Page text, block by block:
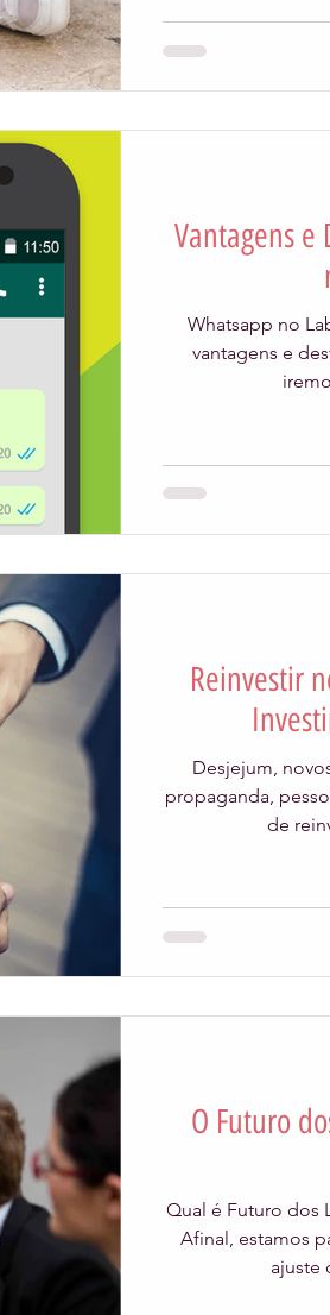
Vantagens e
Whatsapp no
vantagens e
Reinvestir
Desjejum,
propaganda,
de
O Futuro
Qual é Futuro dos
Afinal, estamos
ajuste